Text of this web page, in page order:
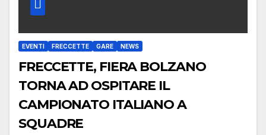
EVENTI FRECCETTE GARE NEWS
FRECCETTE, FIERA BOLZANO
TORNA AD OSPITARE IL
CAMPIONATO ITALIANO A
SQUADRE